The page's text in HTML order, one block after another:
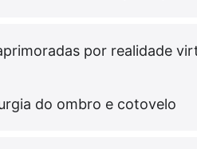
por realidade
do ombro e cotovelo